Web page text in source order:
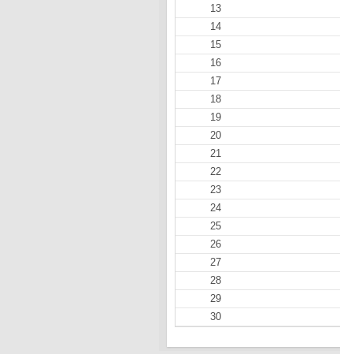
13
14
15
16
17
18
19
20
21
22
23
24
25
26
27
28
29
30